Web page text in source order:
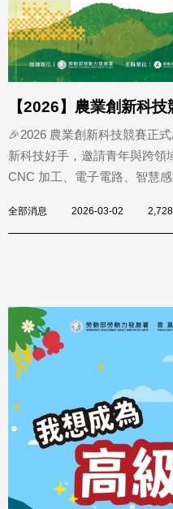
【2026】農業創新科技
🎉2026 農業創新科技競賽正
新科技好手，邀請青年與跨領
CNC 加工、電子電路、智慧
全部消息 2026-03-02